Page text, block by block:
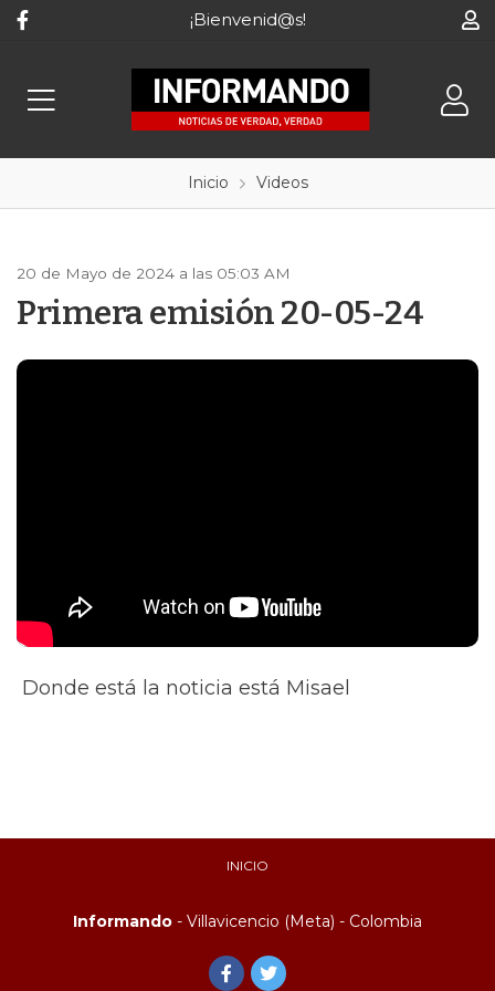
¡Bienvenid@s!
Inicio Videos
20 de Mayo de 2024 a las 05:03 AM
Primera emisión 20-05-24
Donde está la noticia está Misael
INICIO
Informando - Villavicencio (Meta) - Colombia